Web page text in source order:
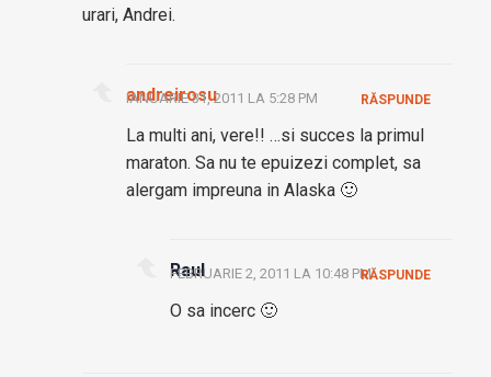
urari, Andrei.
andreirosu
IANUARIE 31, 2011 LA 5:28 PM
La multi ani, vere!! …si succes la primul
maraton. Sa nu te epuizezi complet, sa
alergam impreuna in Alaska 🙂
RĂSPUNDE
Raul
FEBRUARIE 2, 2011 LA 10:48 PM
O sa incerc 🙂
RĂSPUNDE